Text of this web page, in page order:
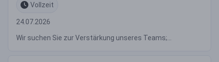
Vollzeit
24.07.2026
Wir suchen Sie zur Verstärkung unseres Teams;...